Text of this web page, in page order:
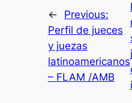
←
Previous:
Perfil de jueces
y juezas
latinoamericanos
– FLAM /AMB